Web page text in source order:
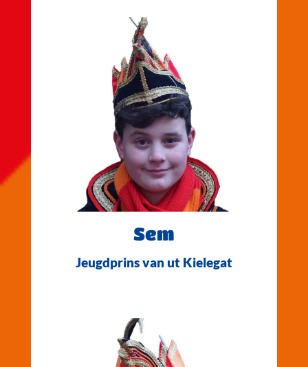
Sem
Jeugdprins van ut Kielegat